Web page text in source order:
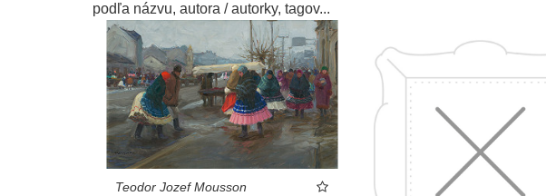
podľa názvu, autora / autorky, tagov...
Teodor Jozef Mousson